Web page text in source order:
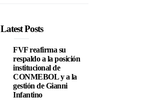
Latest Posts
FVF reafirma su
respaldo a la posición
institucional de
CONMEBOL y a la
gestión de Gianni
Infantino